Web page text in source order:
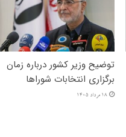
توضیح وزیر کشور درباره زمان
برگزاری انتخابات شوراها
18 مرداد 1405